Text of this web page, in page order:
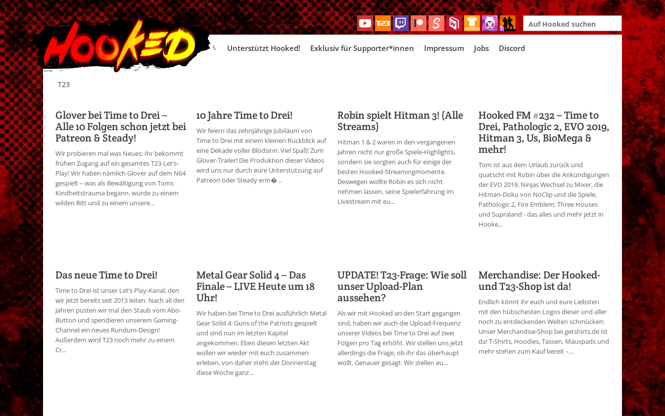
Search
for:
Skip
Unterstützt Hooked! Exklusiv für Supporter*innen Impressum Jobs Discord
T23
Glover bei Time to Drei –
Alle 10 Folgen schon jetzt bei
Patreon & Steady!
Wir probieren mal was Neues: Ihr bekommt
frühen Zugang auf ein gesamtes T23-Let’s-
Play! Wir haben nämlich Glover auf dem N64
gespielt – was als Bewältigung von Toms
Kindheitstrauma begann, wurde zu einem
wilden Ritt und zu einem unsere...
10 Jahre Time to Drei!
Wir feiern das zehnjährige Jubiläum von
Time to Drei mit einem kleinen Rückblick auf
eine Dekade voller Blödsinn. Viel Spaß! Zum
Glover-Trailer! Die Produktion dieser Videos
wird uns nur durch eure Unterstützung auf
Patreon oder Steady erm�...
Robin spielt Hitman 3! (Alle
Streams)
Hitman 1 & 2 waren in den vergangenen
Jahren nicht nur große Spiele-Highlights,
sondern sie sorgten auch für einige der
besten Hooked-Streamingmomente.
Deswegen wollte Robin es sich nicht
nehmen lassen, seine Spielerfahrung im
Livestream mit eu...
Hooked FM #232 – Time to
Drei, Pathologic 2, EVO 2019,
Hitman 3, Us, BioMega &
mehr!
Tom ist aus dem Urlaub zurück und
quatscht mit Robin über die Ankündigungen
der EVO 2019, Ninjas Wechsel zu Mixer, die
Hitman-Doku von NoClip und die Spiele,
Pathologic 2, Fire Emblem: Three Houses
und Supraland - das alles und mehr jetzt in
Hooke...
Das neue Time to Drei!
Time to Drei ist unser Let’s Play-Kanal, den
wir jetzt bereits seit 2013 leiten. Nach all den
Jahren pusten wir mal den Staub vom Abo-
Button und spendieren unserem Gaming-
Channel ein neues Rundum-Design!
Außerdem wird T23 noch mehr zu einem
Cr...
Metal Gear Solid 4 – Das
Finale – LIVE Heute um 18
Uhr!
Wir haben bei Time to Drei ausführlich Metal
Gear Solid 4: Guns of the Patriots gespielt
und sind nun im letzten Kapitel
angekommen. Eben diesen letzten Akt
wollen wir wieder mit euch zusammen
erleben, von daher steht der Donnerstag
diese Woche ganz...
UPDATE! T23-Frage: Wie soll
unser Upload-Plan
aussehen?
Als wir mit Hooked an den Start gegangen
sind, haben wir auch die Upload-Frequenz
unserer Videos bei Time to Drei auf zwei
Folgen pro Tag erhöht. Wir stellen uns jetzt
allerdings die Frage, ob ihr das überhaupt
wollt. Genauer gesagt: Wir stellen eu...
Merchandise: Der Hooked-
und T23-Shop ist da!
Endlich könnt ihr euch und eure Liebsten
mit den hübschesten Logos dieser und aller
noch zu entdeckenden Welten schmücken:
Unser Merchandise-Shop bei getshirts.de ist
da! T-Shirts, Hoodies, Tassen, Mauspads und
mehr stehen zum Kauf bereit –...